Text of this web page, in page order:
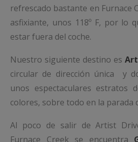
refrescado bastante en Furnace
asfixiante, unos 118º F, por lo
estar fuera del coche.
Nuestro siguiente destino es
circular de dirección única y
unos espectaculares estratos
colores, sobre todo en la parada
Al poco de salir de Artist
Furnace Creek se encuentra